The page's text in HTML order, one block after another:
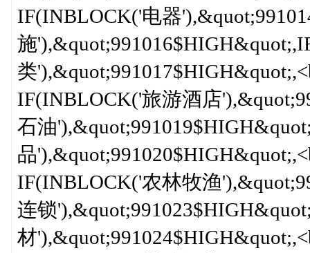
IF(INBLOCK('电器
施
类
IF(INBLOCK('旅游酒店
石油
品
IF(INBLOCK('农林牧渔
连锁
材